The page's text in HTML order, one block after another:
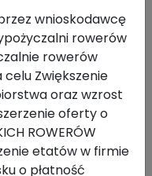
wnioskodawcę
rowerów
rowerów
Zwiększenie
oraz wzrost
oferty o
ROWERÓW
etatów w firmie
o płatność